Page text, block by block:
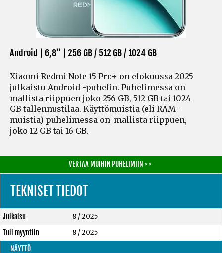
Android | 6,8" | 256 GB / 512 GB / 1024 GB
Xiaomi Redmi Note 15 Pro+ on elokuussa 2025
julkaistu Android -puhelin. Puhelimessa on
mallista riippuen joko 256 GB, 512 GB tai 1024
GB tallennustilaa. Käyttömuistia (eli RAM-
muistia) puhelimessa on, mallista riippuen,
joko 12 GB tai 16 GB.
VERTAA MUIHIN PUHELIMIIN > >
TEKNISET TIEDOT
Julkaisu
8 / 2025
Tuli myyntiin
8 / 2025
NÄYTTÖ